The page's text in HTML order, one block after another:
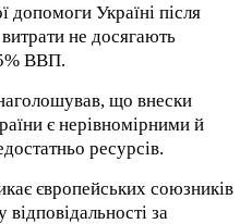
допомоги Україні після
не досягають
ВВП.
що внески
є нерівномірними й
ресурсів.
європейських союзників
за